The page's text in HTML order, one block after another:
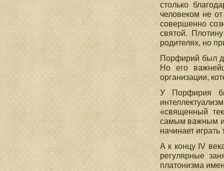
столько
человеком не
совершенно
святой.
родителях, но
Порфирий был
Но его
организации,
У Порфирия
«священный
самым важным и
начинает играть
А к концу IV
регулярные
платонизма